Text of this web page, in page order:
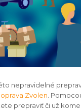
nepravidelné
Zvolen .
prepraviť či už